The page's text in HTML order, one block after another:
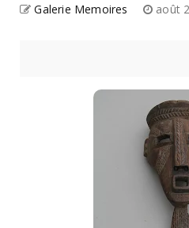
Galerie Memoires août